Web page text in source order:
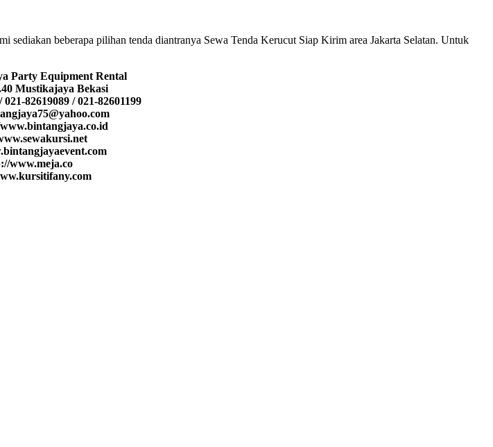
sediakan beberapa pilihan tenda diantranya Sewa Tenda Kerucut Siap Kirim area Jakarta Selatan. Untuk
Party Equipment Rental
Mustikajaya Bekasi
82619089 / 021-82601199
www.meja.co